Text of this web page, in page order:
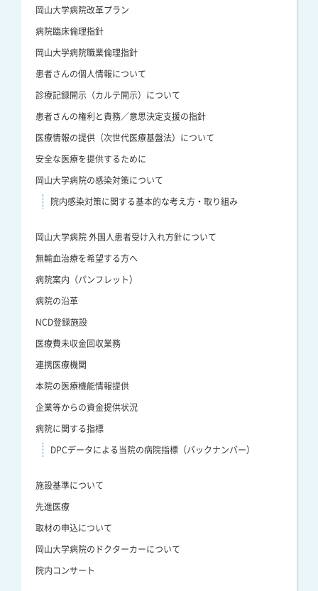
岡山大学病院改革プラン
病院臨床倫理指針
岡山大学病院職業倫理指針
患者さんの個人情報について
診療記録開示（カルテ開示）について
患者さんの権利と責務／意思決定支援の指針
医療情報の提供（次世代医療基盤法）について
安全な医療を提供するために
岡山大学病院の感染対策について
院内感染対策に関する基本的な考え方・取り組み
岡山大学病院 外国人患者受け入れ方針について
無輸血治療を希望する方へ
病院案内（パンフレット）
病院の沿革
NCD登録施設
医療費未収金回収業務
連携医療機関
本院の医療機能情報提供
企業等からの資金提供状況
病院に関する指標
DPCデータによる当院の病院指標（バックナンバー）
施設基準について
先進医療
取材の申込について
岡山大学病院のドクターカーについて
院内コンサート